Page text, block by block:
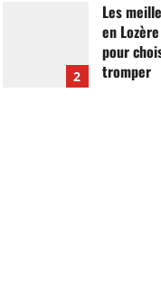
2
Les
en
pour
tromper